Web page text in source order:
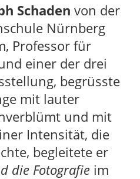
Schaden von der
Nürnberg
Professor für
einer der drei
begrüsste
mit lauter
und mit
Intensität, die
begleitete er
die Fotografie im